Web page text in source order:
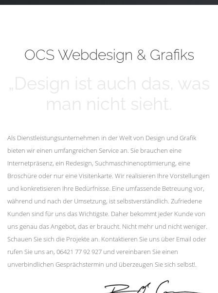
OCS Webdesign & Grafiks
Als Dienstleistungsunternehmen in der Welt von Design und Grafik
bieten wir einen umfangreichen Service an. Sie brauchen eine
Internetpräsenz, ein Redesign, Suchmaschinenoptimierung, eine
Broschüre oder nur eine Visitenkarte. Wir realisieren Ihre Vorstellungen
und konkretisieren Ihre Bedürfnisse. Eine umfassende Betreuung vor,
während und nach der Umsetzung, ist selbstverständlich. Zufriedene
Kunden sind für uns das Wichtigste. Daher bekommt jeder Kunde von
uns genau das Angebot, das er braucht. Nicht mehr und nicht weniger.
Schauen Sie sich die Projekte an. Kontaktieren Sie uns über Email oder
rufen Sie uns an, 06421 77 92 927 und vereinbaren Sie einen
unverbindlichen Gesprächstermin und überzeugen Sie sich selbst!.